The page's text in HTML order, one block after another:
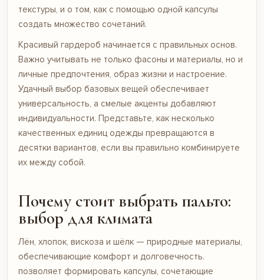
текстуры, и о том, как с помощью одной капсулы
создать множество сочетаний.
Красивый гардероб начинается с правильных основ.
Важно учитывать не только фасоны и материалы, но и
личные предпочтения, образ жизни и настроение.
Удачный выбор базовых вещей обеспечивает
универсальность, а смелые акценты добавляют
индивидуальности. Представьте, как несколько
качественных единиц одежды превращаются в
десятки вариантов, если вы правильно комбинируете
их между собой.
Почему стоит выбрать пальто:
выбор для климата
Лён, хлопок, вискоза и шёлк — природные материалы,
обеспечивающие комфорт и долговечность.
позволяет формировать капсулы, сочетающие